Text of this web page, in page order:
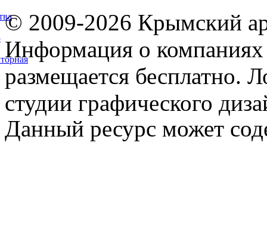
© 2009-2026 Крымский
Информация о компаниях
размещается бесплатно.
студии графического
Данный ресурс может